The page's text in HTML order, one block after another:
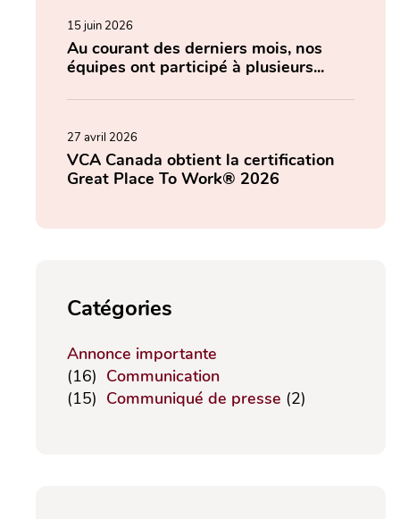
15 juin 2026
Au courant des derniers mois, nos
équipes ont participé à plusieurs...
27 avril 2026
VCA Canada obtient la certification
Great Place To Work® 2026
Catégories
Annonce importante
(16) Communication
(15) Communiqué de presse (2)